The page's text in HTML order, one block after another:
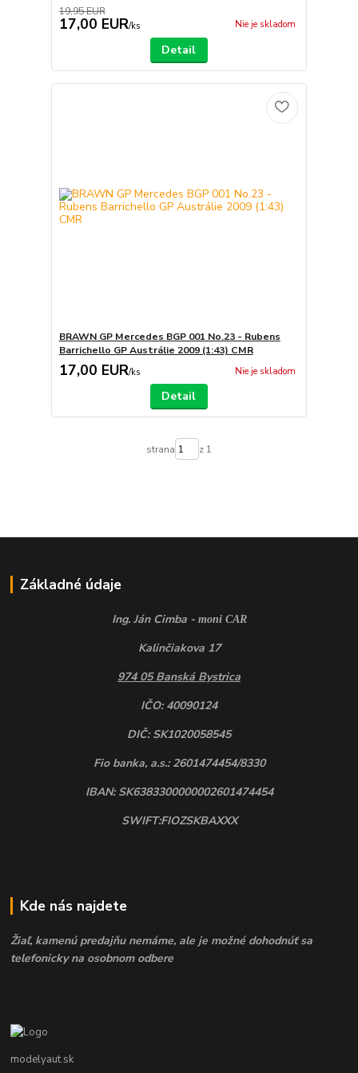
19,95 EUR
17,00 EUR/ks Nie je skladom
Detail
BRAWN GP Mercedes BGP 001 No.23 - Rubens
Barrichello GP Austrálie 2009 (1:43) CMR
17,00 EUR/ks Nie je skladom
Detail
strana z 1
Základné údaje
Ing. Ján Cimba - moni CAR
Kalinčiakova 17
974 05 Banská Bystrica
IČO: 40090124
DIČ: SK1020058545
Fio banka, a.s.: 2601474454/8330
IBAN: SK6383300000002601474454
SWIFT:FIOZSKBAXXX
Kde nás najdete
Žiaľ, kamenú predajňu nemáme, ale je možné dohodnúť sa
telefonicky na osobnom odbere
modelyaut.sk